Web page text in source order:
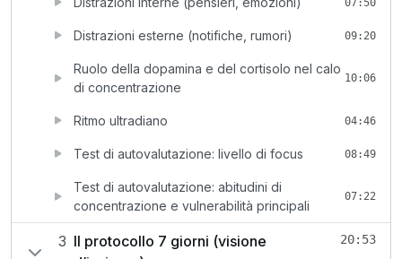
Distrazioni esterne (notifiche, rumori) 09:20
Ruolo della dopamina e del cortisolo nel calo
di concentrazione
10:06
Ritmo ultradiano 04:46
Test di autovalutazione: livello di focus 08:49
Test di autovalutazione: abitudini di
concentrazione e vulnerabilità principali
07:22
3 Il protocollo 7 giorni (visione
20:53